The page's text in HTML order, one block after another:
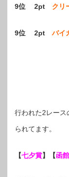
9位 2pt クリ
9位 2pt バイ
行われた2レース
られてます。
【七夕賞】【函